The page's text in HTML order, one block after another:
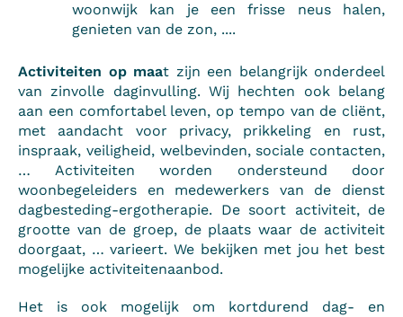
woonwijk kan je een frisse neus halen,
genieten van de zon, ....
Activiteiten op maat zijn een belangrijk onderdeel
van zinvolle daginvulling. Wij hechten ook belang
aan een comfortabel leven, op tempo van de cliënt,
met aandacht voor privacy, prikkeling en rust,
inspraak, veiligheid, welbevinden, sociale contacten,
… Activiteiten worden ondersteund door
woonbegeleiders en medewerkers van de dienst
dagbesteding-ergotherapie. De soort activiteit, de
grootte van de groep, de plaats waar de activiteit
doorgaat, … varieert. We bekijken met jou het best
mogelijke activiteitenaanbod.
Het is ook mogelijk om kortdurend dag- en